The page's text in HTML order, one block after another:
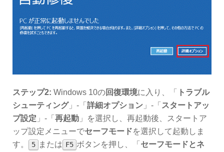
ステップ2: Windows 10の回復環境に入り、「
トラブル
シューティング」-「 詳細オプション 」-「 スタートアッ
プ設定 」-「 再起動 」を選択し、再起動後、スタートア
ップ設定メニューでセーフモードを選択して起動しま
す。
5 または F5 ボタンを押し、「 セーフモードとネ